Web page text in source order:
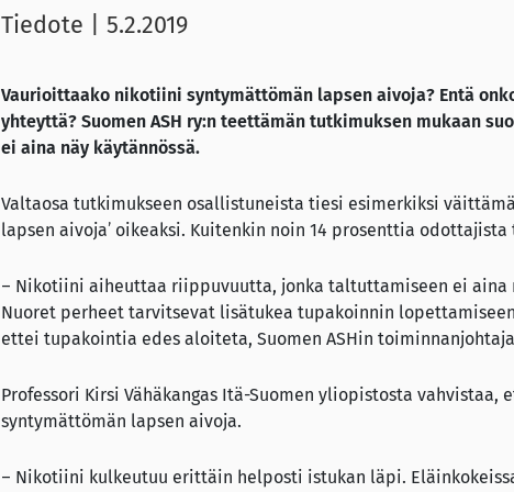
Tiedote 5.2.2019
Vaurioittaako nikotiini syntymättömän lapsen aivoja? Entä
yhteyttä? Suomen ASH ry:n teettämän tutkimuksen mukaan
ei aina näy käytännössä.
Valtaosa tutkimukseen osallistuneista tiesi esimerkiksi
lapsen aivoja’ oikeaksi. Kuitenkin noin 14 prosenttia
– Nikotiini aiheuttaa riippuvuutta, jonka taltuttamiseen ei aina
Nuoret perheet tarvitsevat lisätukea tupakoinnin
ettei tupakointia edes aloiteta, Suomen ASHin
Professori Kirsi Vähäkangas Itä-Suomen yliopistosta
syntymättömän lapsen aivoja.
– Nikotiini kulkeutuu erittäin helposti istukan läpi.